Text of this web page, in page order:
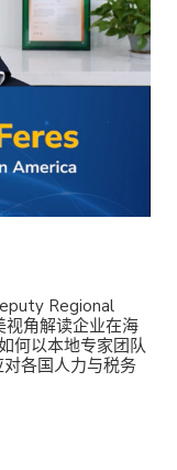
Regional
视角解读企业在海
何以本地专家团队
各国人力与税务